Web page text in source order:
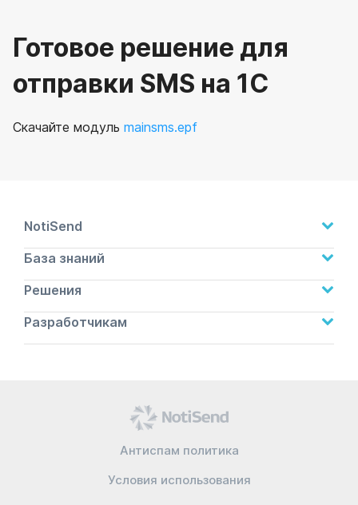
Готовое решение для
отправки SMS на 1С
Скачайте модуль mainsms.epf
NotiSend
База знаний
Решения
Разработчикам
Антиспам политика
Условия использования